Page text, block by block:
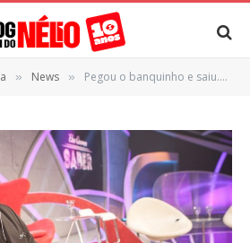
» News » Pegou o banquinho e saiu….